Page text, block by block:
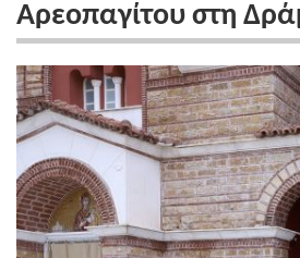
Αρεοπαγίτου στη